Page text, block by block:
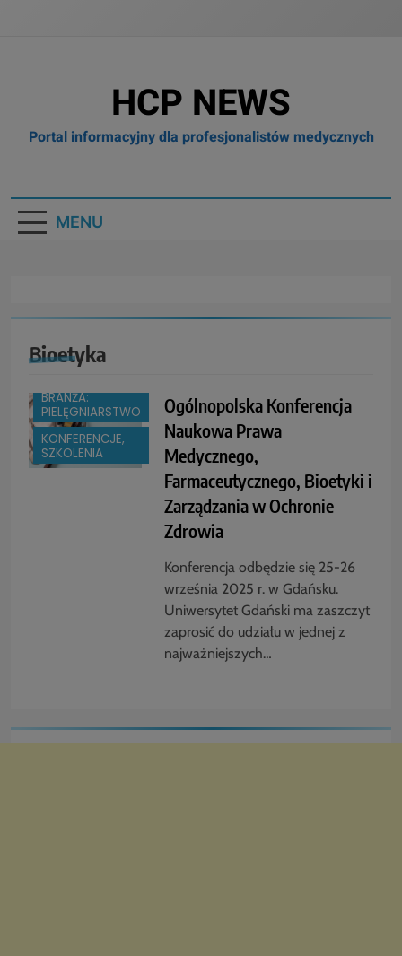
HCP NEWS
Portal informacyjny dla profesjonalistów medycznych
MENU
Bioetyka
BRANŻA:
PIELĘGNIARSTWO
KONFERENCJE,
SZKOLENIA
Ogólnopolska Konferencja
Naukowa Prawa
Medycznego,
Farmaceutycznego, Bioetyki i
Zarządzania w Ochronie
Zdrowia
Konferencja odbędzie się 25-26
września 2025 r. w Gdańsku.
Uniwersytet Gdański ma zaszczyt
zaprosić do udziału w jednej z
najważniejszych…